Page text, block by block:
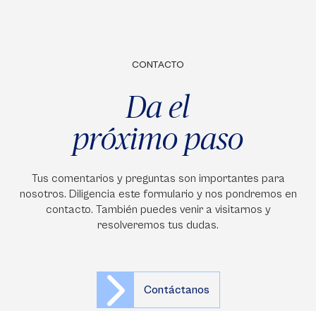
CONTACTO
Da el
próximo paso
Tus comentarios y preguntas son importantes para
nosotros. Diligencia este formulario y nos pondremos en
contacto. También puedes venir a visitarnos y
resolveremos tus dudas.
Contáctanos